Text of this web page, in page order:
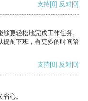
支持[0] 反对[0]
更轻松地完成工作任务。
提前下班，有更多的时间陪
支持[0] 反对[0]
心。